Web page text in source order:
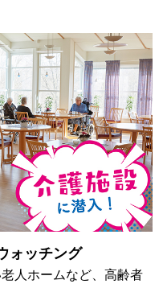
ォッチング
人ホームなど、高齢者